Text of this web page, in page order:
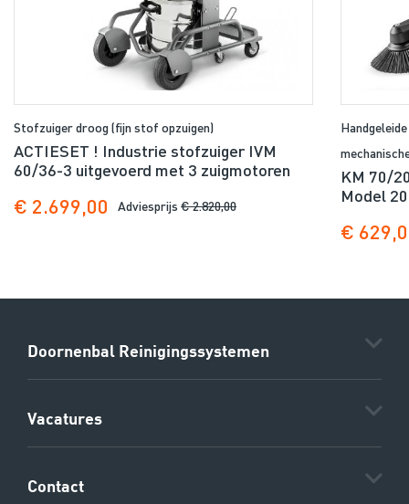
Stofzuiger droog (fijn stof opzuigen)
ACTIESET ! Industrie stofzuiger IVM
60/36-3 uitgevoerd met 3 zuigmotoren
€ 2.699,00 Adviesprijs € 2.820,00
KM 70/
Model
€
Doornenbal Reinigingssystemen
Vacatures
Contact